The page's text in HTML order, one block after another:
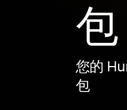
包
您的
包